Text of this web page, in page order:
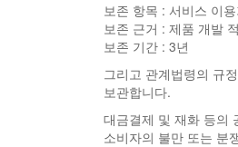
보존 항목 : 서비스 이
보존 근거 : 제품 개발
보존 기간 : 3년
그리고 관계법령의 규
보관합니다.
대금결제 및 재화 등의
소비자의 불만 또는 분